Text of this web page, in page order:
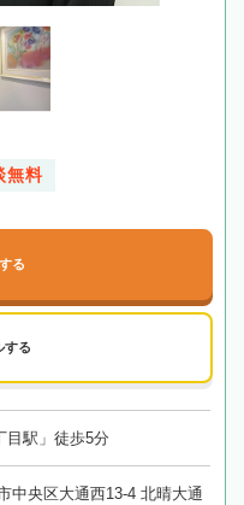
無料
る
する
目駅」徒歩5分
中央区大通西13-4 北晴大通